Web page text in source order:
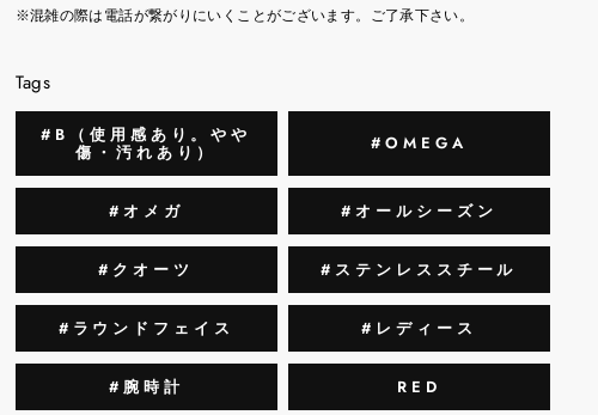
※混雑の際は電話が繋がりにいくことがございます。ご了承下さい。
Tags
#B（使用感あり。やや
傷・汚れあり） #OMEGA
#オメガ #オールシーズン
#クオーツ #ステンレススチール
#ラウンドフェイス #レディース
#腕時計 RED